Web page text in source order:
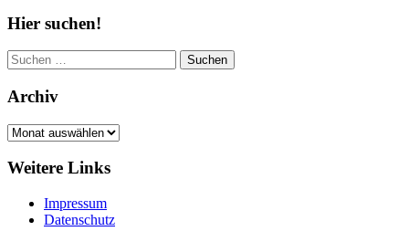
Hier suchen!
Suchen
nach:
Archiv
Archiv
Weitere Links
Impressum
Datenschutz